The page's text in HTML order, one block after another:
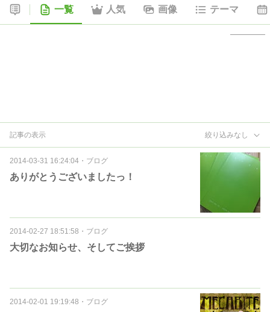
一覧 人気 画像 テーマ
記事の表示 絞り込みなし
2014-03-31 16:24:04 ・ ブログ
ありがとうございましたっ！
2014-02-27 18:51:58 ・ ブログ
大切なお知らせ、そしてご挨拶
2014-02-01 19:19:48 ・ ブログ